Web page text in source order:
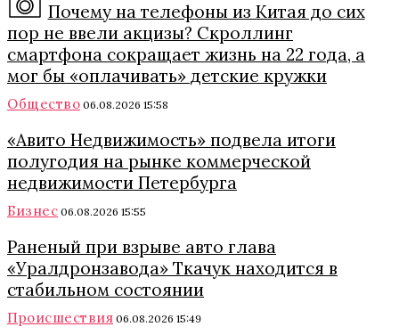
Почему на телефоны из Китая до сих
пор не ввели акцизы? Скроллинг
смартфона сокращает жизнь на 22 года, а
мог бы «оплачивать» детские кружки
Общество 06.08.2026 15:58
«Авито Недвижимость» подвела итоги
полугодия на рынке коммерческой
недвижимости Петербурга
Бизнес 06.08.2026 15:55
Раненый при взрыве авто глава
«Уралдронзавода» Ткачук находится в
стабильном состоянии
Происшествия 06.08.2026 15:49